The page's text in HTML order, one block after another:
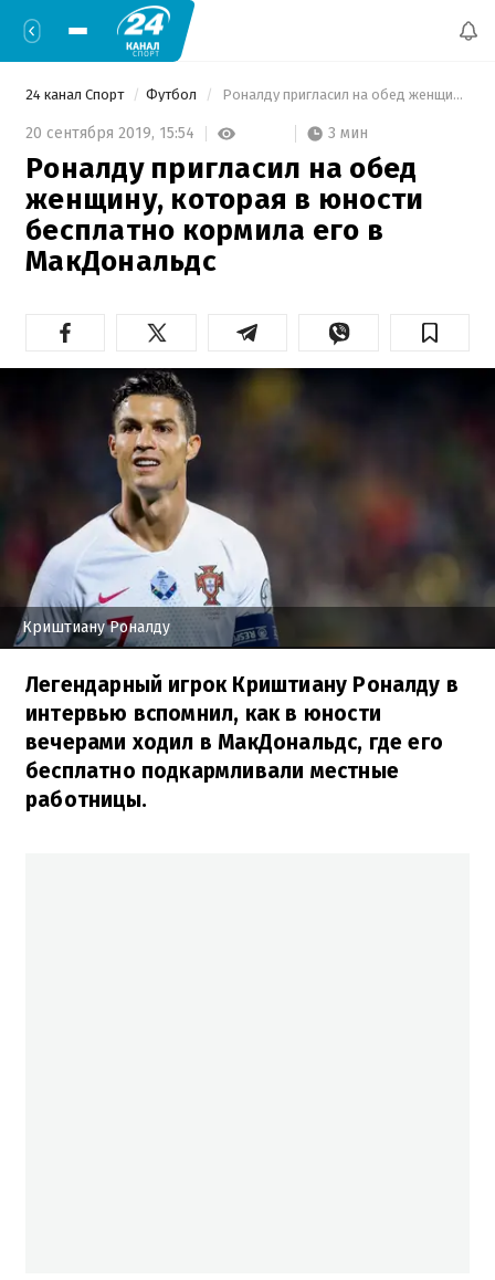
24 канал Спорт Футбол Роналду пригласил на обед женщину, которая в юности бесплатно кормила его в МакДональдс
20 сентября 2019, 15:54 3 мин
Роналду пригласил на обед
женщину, которая в юности
бесплатно кормила его в
МакДональдс
Криштиану Роналду
Легендарный игрок Криштиану Роналду в
интервью вспомнил, как в юности
вечерами ходил в МакДональдс, где его
бесплатно подкармливали местные
работницы.